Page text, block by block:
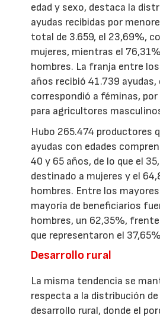
edad y sexo, destaca la
ayudas recibidas por
total de 3.659, el 23,69%,
mujeres, mientras el
hombres. La franja entre
años recibió 41.739
correspondió a féminas,
para agricultores
Hubo 265.474 productores
ayudas con edades
40 y 65 años, de lo que el
destinado a mujeres y el
hombres. Entre los
mayoría de beneficiarios
hombres, un 62,35%,
que representaron el
Desarrollo rural
La misma tendencia se
respecta a la distribución de
desarrollo rural, donde el